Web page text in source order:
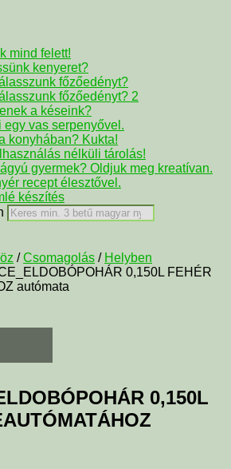
mind felett!
kenyeret?
főzőedényt?
főzőedényt? 2
a késeink?
egy vas serpenyővel.
konyhában? Kukta!
nélküli tárolás!
gyermek? Oldjuk meg kreatívan.
recept élesztővel.
készítés
/Csomagolás / Helyben
0,150L FEHÉR
autómata
0,150L